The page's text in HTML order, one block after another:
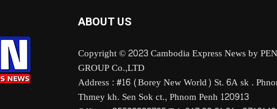
ABOUT US
Copyright © 2023 Cambodia Express News by
GROUP Co.,LTD
Address : #16 (Borey New World) St. 6A sk .
Thmey kh. Sen Sok ct., Phnom Penh 120913